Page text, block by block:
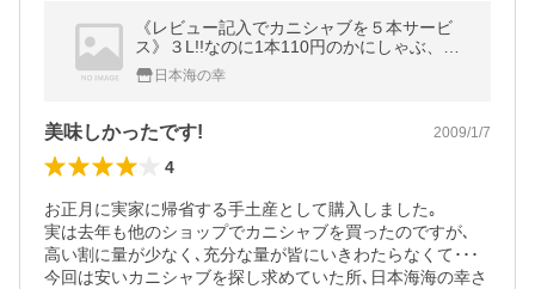
《レビュー記入でカニシャブを５本サービ
ス》３L!!なのに1本110円のかにしゃぶ、訳
ありじゃない！
日本海の幸
美味しかったです! 2009/1/7
4
お正月に実家に帰省する手土産として購入しました｡
実は去年も他のショップでカニシャブを買ったのですが､
高い割に量が少なく､充分な量が皆にいきわたらなくて･･･
今回は安いカニシャブを探し求めていた所､日本海海の幸さ